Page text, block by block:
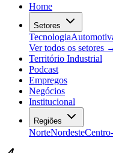
Home
Setores
Tecnologia
Ver todos os setores
Território Industrial
Podcast
Empregos
Negócios
Institucional
Regiões
NorteNordeste